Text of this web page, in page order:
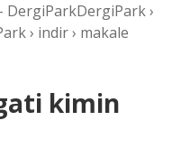
DergiParkDergiPark ›
› indir › makale
kimin